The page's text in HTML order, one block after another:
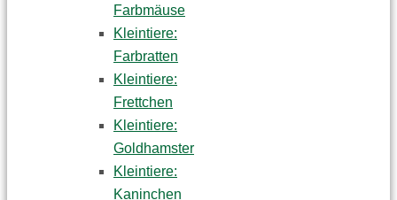
Farbmäuse
Kleintiere:
Farbratten
Kleintiere:
Frettchen
Kleintiere:
Goldhamster
Kleintiere:
Kaninchen